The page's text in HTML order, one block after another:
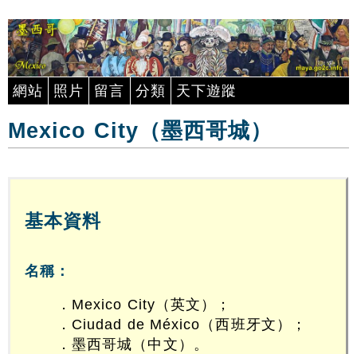
網站 照片 留言 分類 天下遊蹤
Mexico City（墨西哥城）
基本資料
名稱：
．Mexico City（英文）；
．Ciudad de México（西班牙文）；
．墨西哥城（中文）。